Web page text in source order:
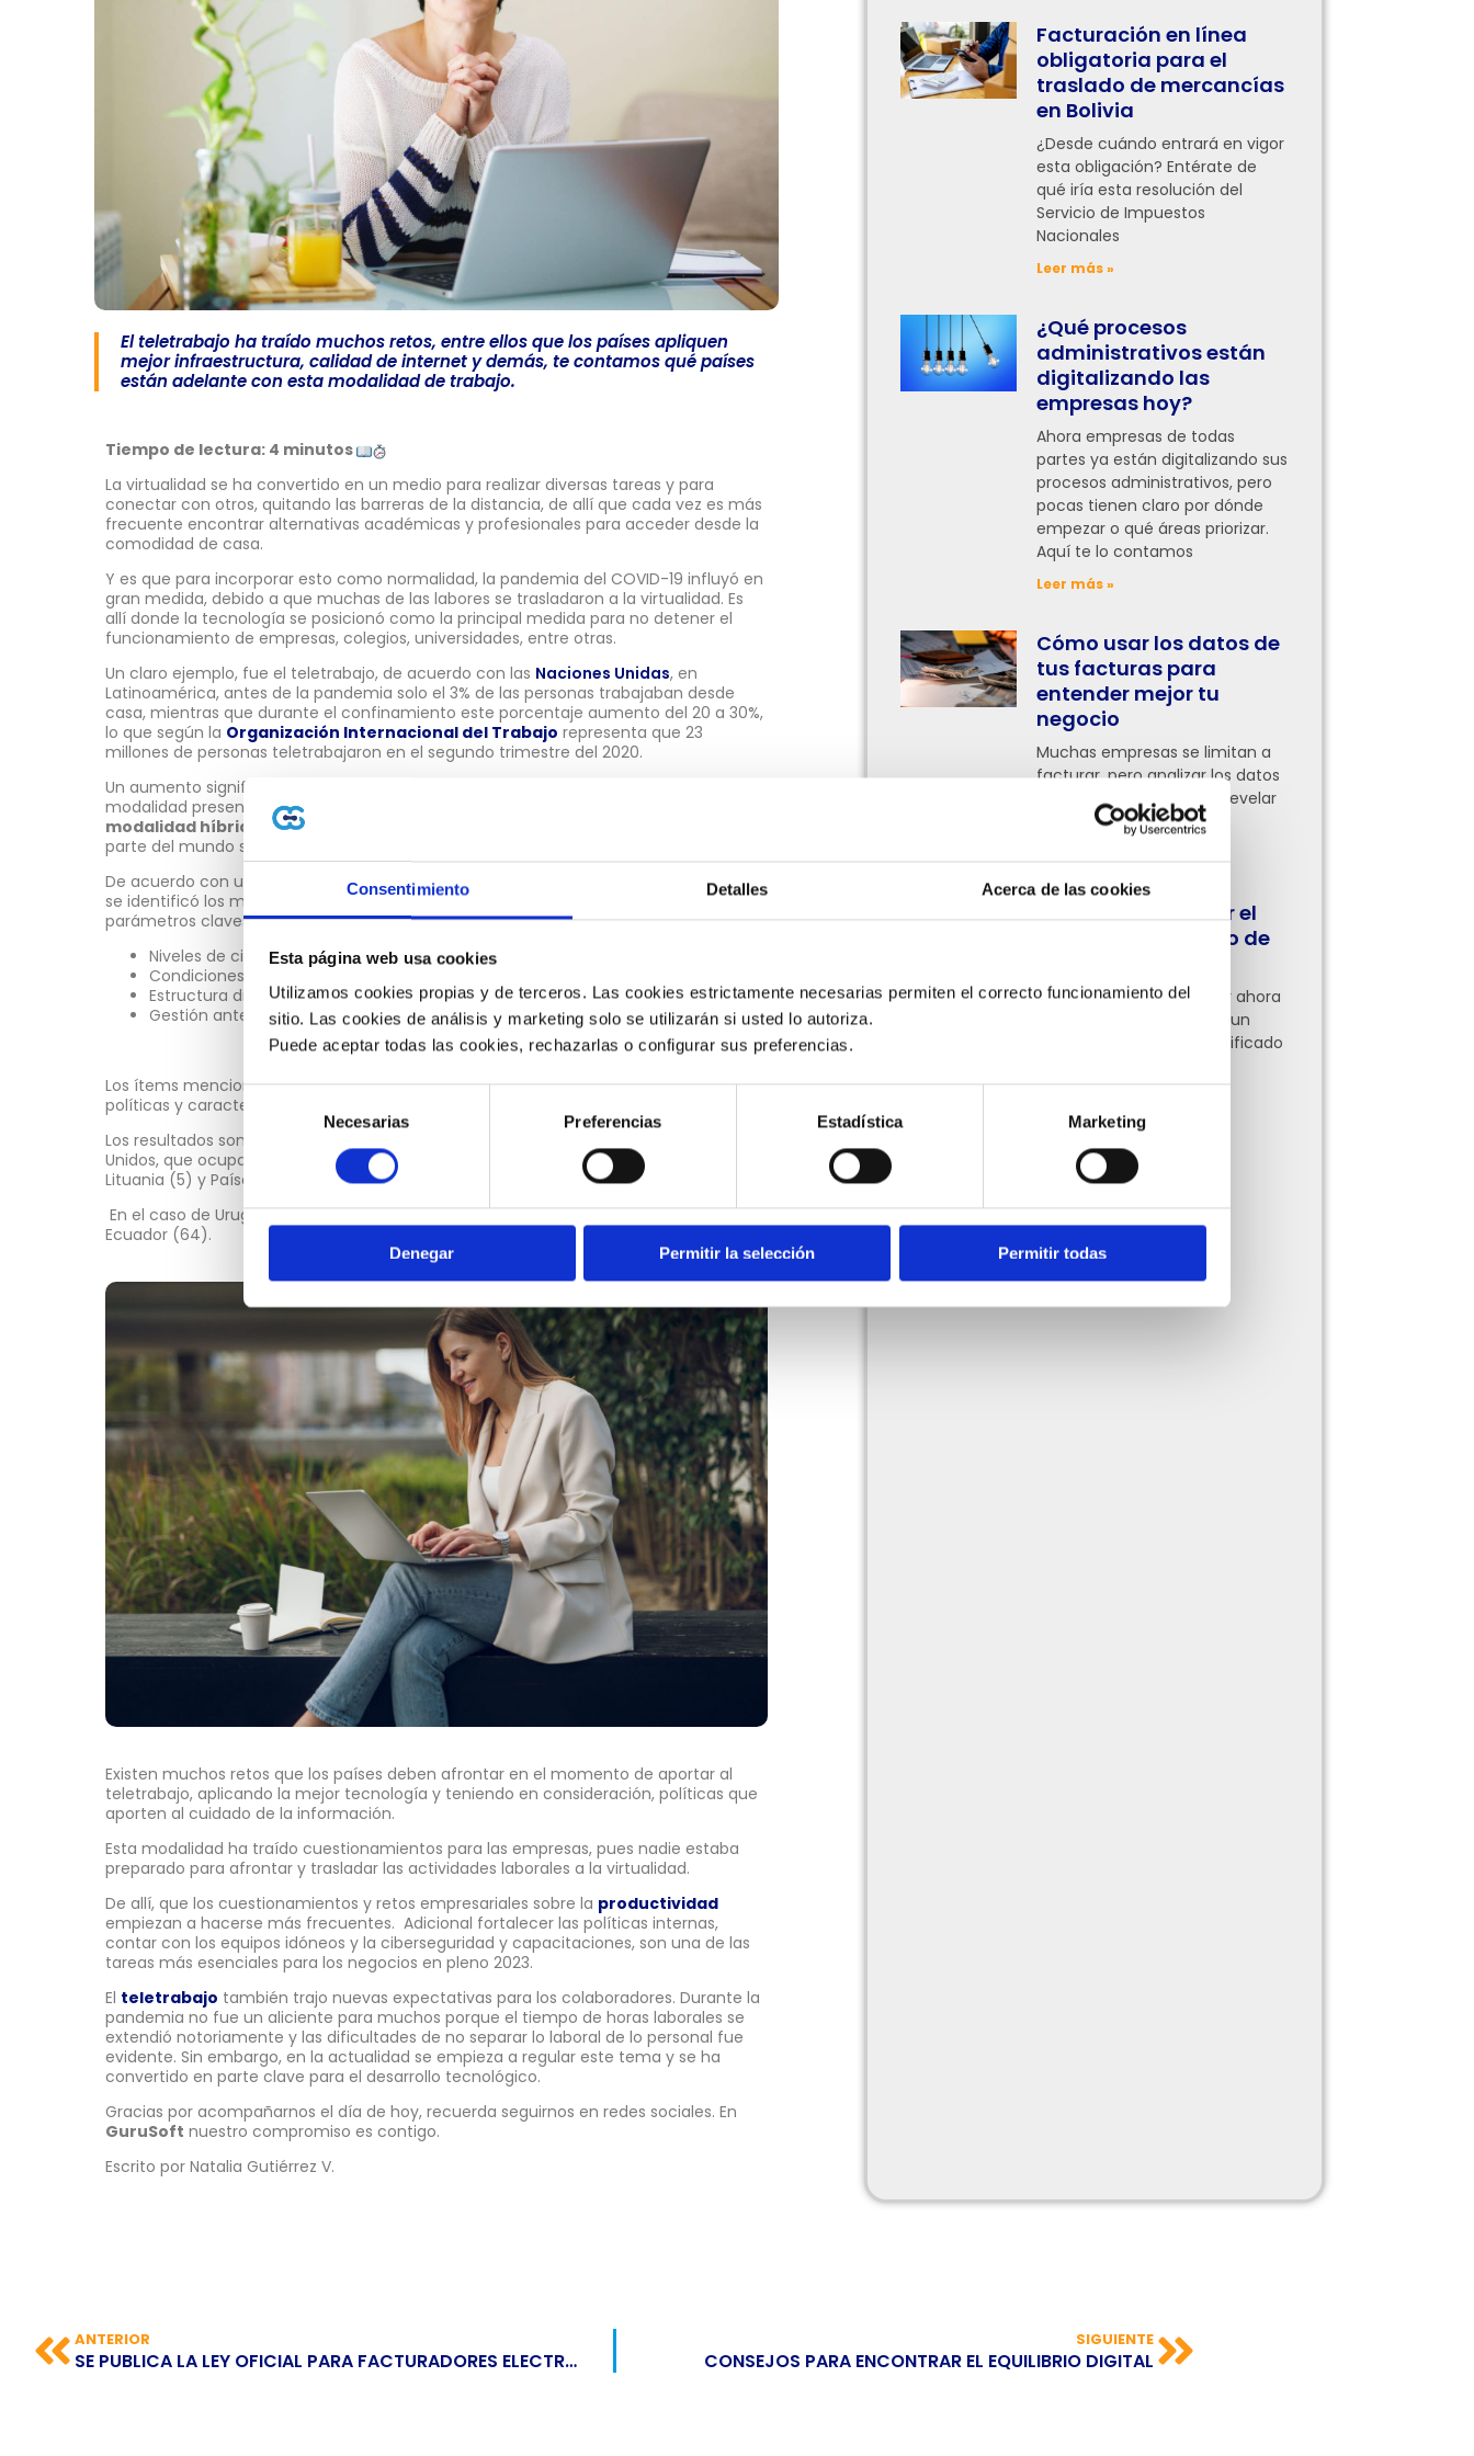
Consentimiento Detalles Acerca de las cookies
Esta página web usa cookies
Utilizamos cookies propias y de terceros. Las cookies estrictamente necesarias permiten el correcto funcionamiento del
sitio. Las cookies de análisis y marketing solo se utilizarán si usted lo autoriza.
Puede aceptar todas las cookies, rechazarlas o configurar sus preferencias.
Selección
consentimiento
Necesarias Preferencias Estadística Marketing
Denegar Permitir la selección Permitir todas
El teletrabajo ha traído muchos retos, entre ellos que los países apliquen
mejor infraestructura, calidad de internet y demás, te contamos qué países
están adelante con esta modalidad de trabajo.
Tiempo de lectura: 4 minutos
La virtualidad se ha convertido en un medio para realizar diversas tareas y para
conectar con otros, quitando las barreras de la distancia, de allí que cada vez es más
frecuente encontrar alternativas académicas y profesionales para acceder desde la
comodidad de casa.
Y es que para incorporar esto como normalidad, la pandemia del COVID-19 influyó en
gran medida, debido a que muchas de las labores se trasladaron a la virtualidad. Es
allí donde la tecnología se posicionó como la principal medida para no detener el
funcionamiento de empresas, colegios, universidades, entre otras.
Un claro ejemplo, fue el teletrabajo, de acuerdo con las Naciones Unidas, en
Latinoamérica, antes de la pandemia solo el 3% de las personas trabajaban desde
casa, mientras que durante el confinamiento este porcentaje aumento del 20 a 30%,
lo que según la Organización Internacional del Trabajo representa que 23
millones de personas teletrabajaron en el segundo trimestre del 2020.
Un aumento significativo; en la actualidad varias empresas han regresado a la
modalidad presencial, pero aún están los que se inclinan en el
modalidad híbrida
. Gracias a lo anterior, las oportunidades laborales en cualquier
parte del mundo son más factibles.
De acuerdo con un estudio
Índice Mundial de Trabajo a Distancia NordLayer,
se identificó los mejores países para el trabajo remoto, de allí se tuvieron cuatro
parámetros claves para clasificar a 66 de estos, que fueron:
Niveles de ciberseguridad.
Condiciones económicas y sociales.
Estructura digital y física.
Gestión ante la crisis sanitaria del COVID-19.
Los ítems mencionados, tuvieron presente la seguridad digital, la infraestructura,
políticas y características del internet, entre otros.
Los resultados son favorables para países como Alemania, Dinamarca y Estados
Unidos, que ocupan el primero, segundo y tercer lugar. Le siguen España (4 puesto),
Lituania (5) y Países Bajos (6). Suecia (7), Estonia (8), Singapur (9) y Francia (10).
En el caso de Uruguay y Chile ocupan la posición 47 y 48, Brasil (51), Argentina (54) y
Ecuador (64).
Existen muchos retos que los países deben afrontar en el momento de aportar al
teletrabajo, aplicando la mejor tecnología y teniendo en consideración, políticas que
aporten al cuidado de la información.
Esta modalidad ha traído cuestionamientos para las empresas, pues nadie estaba
preparado para afrontar y trasladar las actividades laborales a la virtualidad.
De allí, que los cuestionamientos y retos empresariales sobre la productividad
empiezan a hacerse más frecuentes. Adicional fortalecer las políticas internas,
contar con los equipos idóneos y la ciberseguridad y capacitaciones, son una de las
tareas más esenciales para los negocios en pleno 2023.
El teletrabajo también trajo nuevas expectativas para los colaboradores. Durante la
pandemia no fue un aliciente para muchos porque el tiempo de horas laborales se
extendió notoriamente y las dificultades de no separar lo laboral de lo personal fue
evidente. Sin embargo, en la actualidad se empieza a regular este tema y se ha
convertido en parte clave para el desarrollo tecnológico.
Gracias por acompañarnos el día de hoy, recuerda seguirnos en redes sociales. En
GuruSoft nuestro compromiso es contigo.
Escrito por Natalia Gutiérrez V.
Facturación en línea
obligatoria para el
traslado de mercancías
en Bolivia
¿Desde cuándo entrará en vigor
esta obligación? Entérate de
qué iría esta resolución del
Servicio de Impuestos
Nacionales
Leer más »
¿Qué procesos
administrativos están
digitalizando las
empresas hoy?
Ahora empresas de todas
partes ya están digitalizando sus
procesos administrativos, pero
pocas tienen claro por dónde
empezar o qué áreas priorizar.
Aquí te lo contamos
Leer más »
Cómo usar los datos de
tus facturas para
entender mejor tu
negocio
Muchas empresas se limitan a
facturar, pero analizar los datos
de esas facturas puede revelar
información clave
¿Ya no puedes usar el
facturador gratuito de
Te explicamos qué hacer ahora
y cómo puedes migrar a un
Proveedor Autorizado Calificado
ANTERIOR
SE PUBLICA LA LEY OFICIAL PARA FACTURADORES ELECTRÓNICOS EN REPÚBLICA DOMINICANA
SIGUIENTE
CONSEJOS PARA ENCONTRAR EL EQUILIBRIO DIGITAL